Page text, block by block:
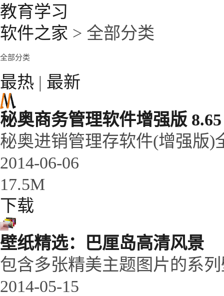
教育学习
软件之家 > 全部分类
全部分类
最热 | 最新
秘奥商务管理软件增强版 8.65
秘奥进销管理存软件(增强版)
2014-06-06
17.5M
下载
壁纸精选：巴厘岛高清风景
包含多张精美主题图片的系
2014-05-15